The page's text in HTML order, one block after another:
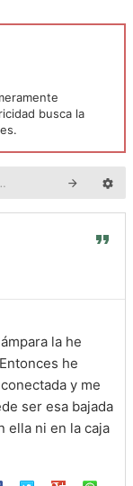
busca la
la he
he
y me
ser esa bajada
ella ni en la caja